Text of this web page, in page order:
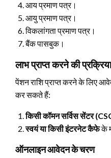
आय प्रमाण पत्र।
आयु प्रमाण पत्र।
विकलांगता प्रमाण पत्र।
बैंक पासबुक।
लाभ प्राप्त करने की प्रक्रिया
पेंशन राशि प्राप्त करने के लिए
कर सकते हैं:
किसी कॉमन सर्विस सेंटर
स्वयं या किसी इंटरनेट कैफेके
ऑनलाइन आवेदन के चरण